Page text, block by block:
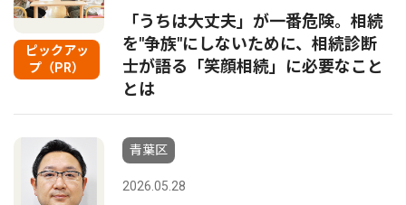
ピックアッ
プ（PR）
「うちは大丈夫」が一番危険。相続
を"争族"にしないために、相続診断
士が語る「笑顔相続」に必要なこと
とは
青葉区
2026.05.28